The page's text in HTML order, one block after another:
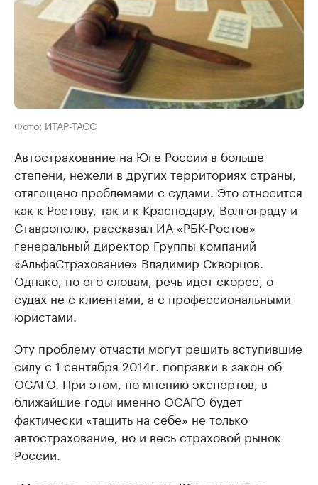
Фото: ИТАР-ТАСС
Автострахование на Юге России в больше
степени, нежели в других территориях страны,
отягощено проблемами с судами. Это относится
как к Ростову, так и к Краснодару, Волгограду и
Ставрополю, рассказал ИА «РБК-Ростов»
генеральный директор Группы компаний
«АльфаСтрахование» Владимир Скворцов.
Однако, по его словам, речь идет скорее, о
судах не с клиентами, а с профессиональными
юристами.
Эту проблему отчасти могут решить вступившие
силу с 1 сентября 2014г. поправки в закон об
ОСАГО. При этом, по мнению экспертов, в
ближайшие годы именно ОСАГО будет
фактически «тащить на себе» не только
автострахование, но и весь страховой рынок
России.